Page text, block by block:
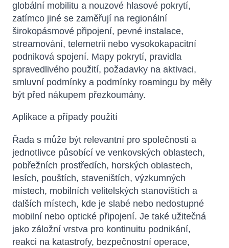
globální mobilitu a nouzové hlasové pokrytí,
zatímco jiné se zaměřují na regionální
širokopásmové připojení, pevné instalace,
streamování, telemetrii nebo vysokokapacitní
podniková spojení. Mapy pokrytí, pravidla
spravedlivého použití, požadavky na aktivaci,
smluvní podmínky a podmínky roamingu by měly
být před nákupem přezkoumány.
Aplikace a případy použití
Řada s může být relevantní pro společnosti a
jednotlivce působící ve venkovských oblastech,
pobřežních prostředích, horských oblastech,
lesích, pouštích, staveništích, výzkumných
místech, mobilních velitelských stanovištích a
dalších místech, kde je slabé nebo nedostupné
mobilní nebo optické připojení. Je také užitečná
jako záložní vrstva pro kontinuitu podnikání,
reakci na katastrofy, bezpečnostní operace,